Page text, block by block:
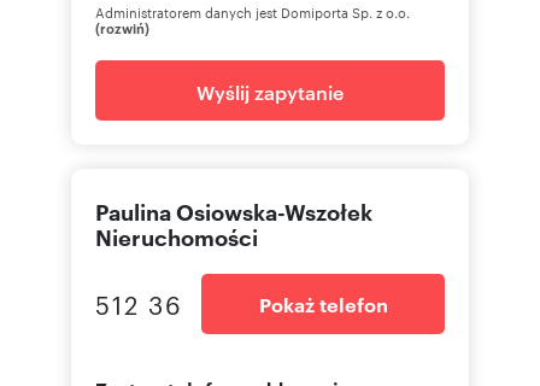
Administratorem danych jest Domiporta Sp. z o.o.
(rozwiń)
Wyślij zapytanie
Paulina Osiowska-Wszołek
Nieruchomości
512 36 Pokaż telefon